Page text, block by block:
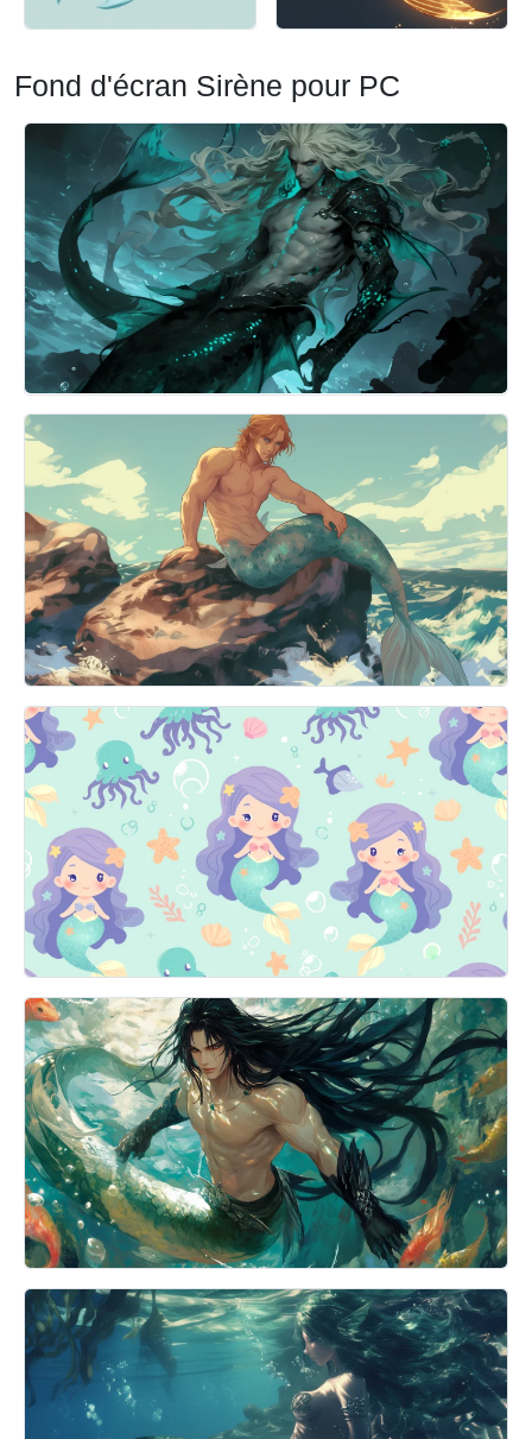
Fond d'écran Sirène pour PC